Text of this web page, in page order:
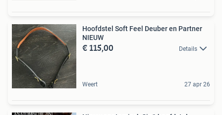
Hoofdstel Soft Feel Deuber en Partner
NIEUW
€ 115,00 Details
Weert 27 apr 26